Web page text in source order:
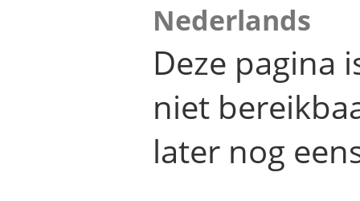
Nederlands
Deze pagina
niet
later nog